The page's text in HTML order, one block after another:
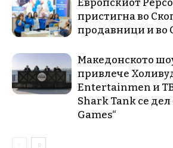
Европскиот
пристигна во
продавници и во
Македонското
привлече
Entertainmen и
Shark Tank се
Games“